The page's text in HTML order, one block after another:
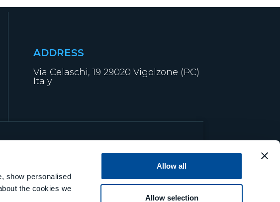
show personalised
the cookies we
Allow all
Allow selection
ADDRESS
Via Celaschi, 19 29020 Vigolzone (PC)
Italy